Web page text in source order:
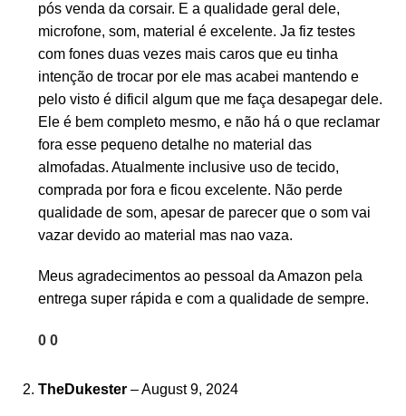
pós venda da corsair. E a qualidade geral dele,
microfone, som, material é excelente. Ja fiz testes
com fones duas vezes mais caros que eu tinha
intenção de trocar por ele mas acabei mantendo e
pelo visto é dificil algum que me faça desapegar dele.
Ele é bem completo mesmo, e não há o que reclamar
fora esse pequeno detalhe no material das
almofadas. Atualmente inclusive uso de tecido,
comprada por fora e ficou excelente. Não perde
qualidade de som, apesar de parecer que o som vai
vazar devido ao material mas nao vaza.
Meus agradecimentos ao pessoal da Amazon pela
entrega super rápida e com a qualidade de sempre.
0 0
TheDukester –August 9, 2024